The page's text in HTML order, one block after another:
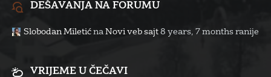
DEŠAVANJA NA FORUMU
Slobodan Miletić na Novi veb sajt 8 years, 7 months ranije
VRIJEME U ČEČAVI